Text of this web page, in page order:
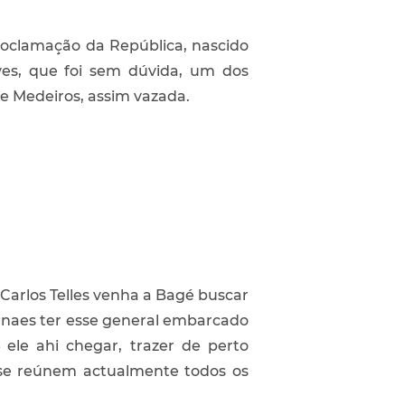
da República, nascido
que foi sem dúvida, um dos
Medeiros, assim vazada.
Telles venha a Bagé buscar
ter esse general embarcado
ele ahi chegar, trazer de perto
reúnem actualmente todos os